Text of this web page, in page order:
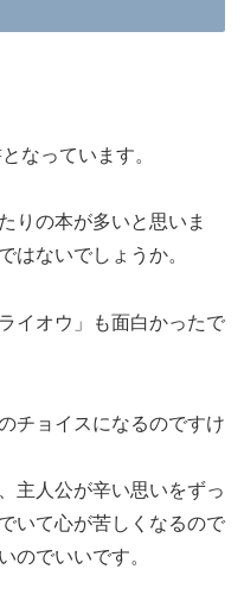
なっています。
りの本が多いと思いま
はないでしょうか。
イオウ」も面白かったで
チョイスになるのですけ
主人公が辛い思いをずっ
いて心が苦しくなるので
のでいいです。